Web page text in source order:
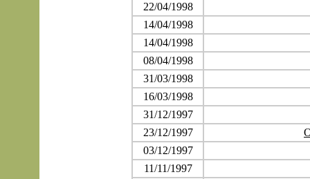
22/04/1998
14/04/1998
14/04/1998
08/04/1998
31/03/1998
16/03/1998
31/12/1997
23/12/1997
03/12/1997
11/11/1997